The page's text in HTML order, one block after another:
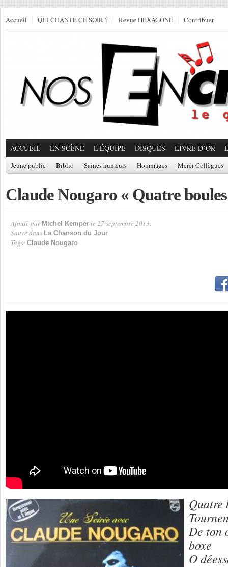
Accueil QUI CHANTE CE SOIR ? Revue HEXAGONE Contribuer
ACCUEIL EN SCÈNE L'ÉQUIPE DISQUES LIVRE D’OR
Jeune public Biblio Saines humeurs Hommages Merci Collègues
Claude Nougaro « Quatre
Ajouté par Michel Kemper le 27 septembre 2013.
Sauvé dans La Chanson du Jour
Tags: Claude Nougaro
Quatre
De ton
boxe
O